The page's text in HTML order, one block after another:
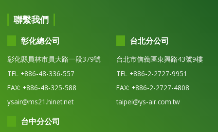
聯繫我們
彰化總公司
彰化縣員林市員大路一段379號
TEL +886-48-336-557
FAX: +886-48-325-588
ysair@ms21.hinet.net
台北分公司
台北市信義區東興路43號9樓
TEL +886-2-2727-9951
FAX: +886-2-2727-4808
taipei@ys-air.com.tw
台中分公司